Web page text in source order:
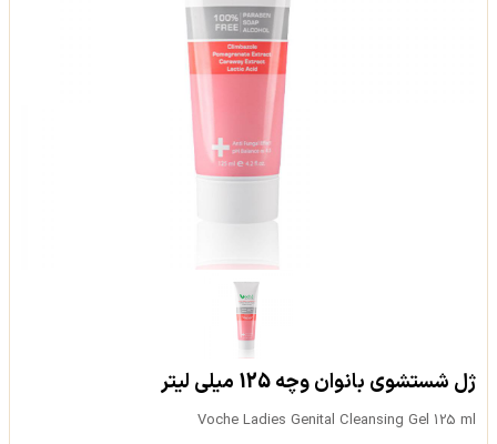
ژل شستشوی بانوان وچه 125 میلی لیتر
Voche Ladies Genital Cleansing Gel 125 ml